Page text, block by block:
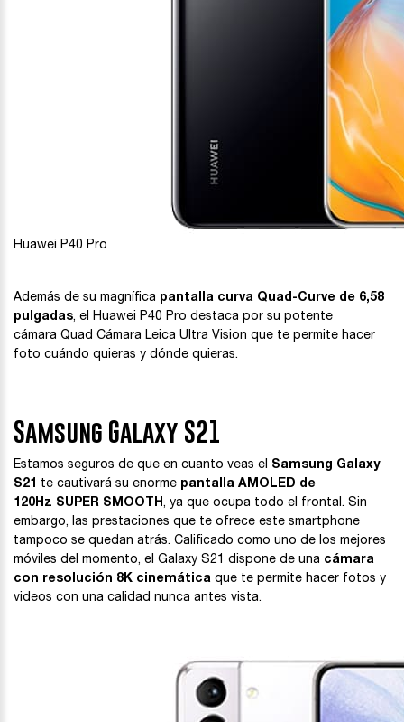
Huawei P40 Pro
Además de su magnífica pantalla curva Quad-Curve de 6,58
pulgadas, el Huawei P40 Pro destaca por su potente
cámara Quad Cámara Leica Ultra Vision que te permite hacer
foto cuándo quieras y dónde quieras.
Samsung Galaxy S21
Estamos seguros de que en cuanto veas el Samsung Galaxy
S21 te cautivará su enorme pantalla AMOLED de
120Hz SUPER SMOOTH, ya que ocupa todo el frontal. Sin
embargo, las prestaciones que te ofrece este smartphone
tampoco se quedan atrás. Calificado como uno de los mejores
móviles del momento, el Galaxy S21 dispone de una cámara
con resolución 8K cinemática que te permite hacer fotos y
videos con una calidad nunca antes vista.